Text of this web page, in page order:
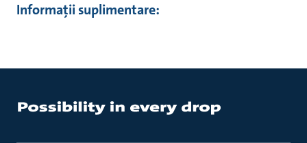
Informații suplimentare: